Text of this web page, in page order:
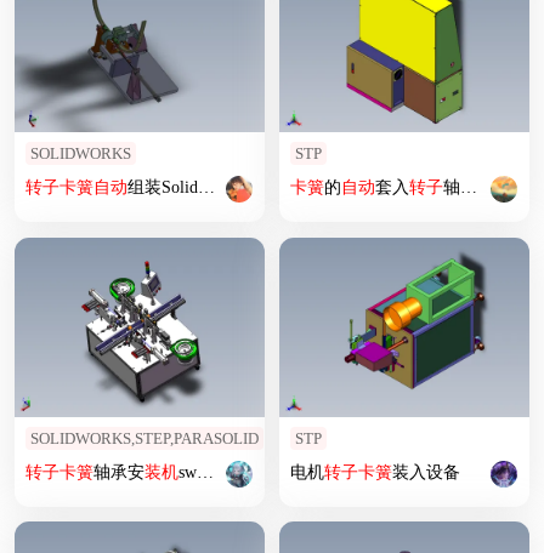
SOLIDWORKS
转子卡簧自动组装Solidworks设计
STP
卡簧的自动套入转子轴设备
SOLIDWORKS,STEP,PARASOLID
转子卡簧轴承安装机sw22可编辑
STP
电机转子卡簧装入设备